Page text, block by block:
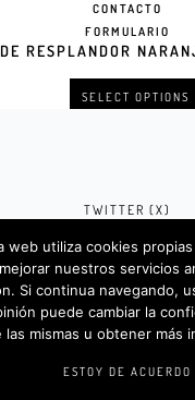
RESPLANDOR
SELECT OPTIONS
CONTACTO
FORMULARIO
TWITTER (X)
FACEBOOK (META)
INSTAGRAM
©
Codigos por
web utiliza cookies
nuestros servicios
Si continua navegando,
puede cambiar la
las mismas u obtener más
ESTOY DE ACUERDO